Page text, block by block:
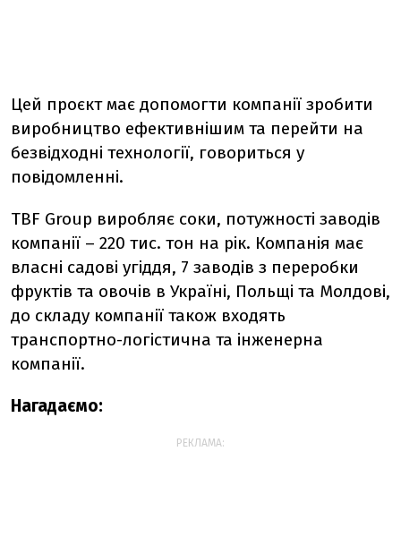
Цей проєкт має допомогти компанії зробити
виробництво ефективнішим та перейти на
безвідходні технології, говориться у
повідомленні.
TBF Group виробляє соки, потужності заводів
компанії – 220 тис. тон на рік. Компанія має
власні садові угіддя, 7 заводів з переробки
фруктів та овочів в Україні, Польщі та Молдові,
до складу компанії також входять
транспортно-логістична та інженерна
компанії.
Нагадаємо:
РЕКЛАМА: